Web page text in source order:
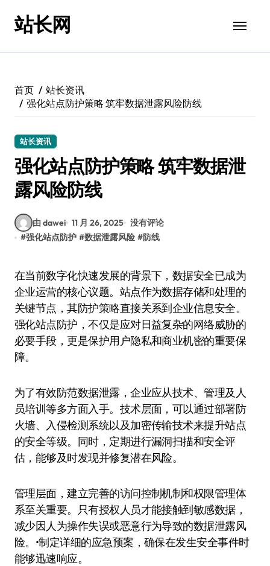
站长网
首页
站长资讯
强化站点防护策略 筑牢数据泄露风险防线
站长资讯
强化站点防护策略 筑牢数据泄
露风险防线
由 dawei 11 月 26, 2025 没有评论
#强化站点防护 #数据泄露风险 #防线
在当前数字化快速发展的背景下，数据安全已成为
企业运营的核心议题。站点作为数据存储和处理的
关键节点，其防护策略直接关系到企业信息安全。
强化站点防护，不仅是应对日益复杂的网络威胁的
必要手段，更是保护用户隐私和商业机密的重要保
障。
为了有效防范数据泄露，企业应从技术、管理及人
员培训等多方面入手。技术层面，可以通过部署防
火墙、入侵检测系统以及加密传输技术来提升站点
的安全等级。同时，定期进行漏洞扫描和安全评
估，能够及时发现并修复潜在风险。
管理层面，建立完善的访问控制机制和权限管理体
系至关重要。只有授权人员才能接触到敏感数据，
减少因人为操作失误或恶意行为导致的数据泄露风
险。•制定详细的应急预案，确保在发生安全事件时
能够迅速响应。